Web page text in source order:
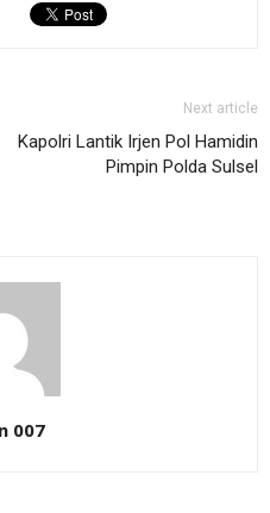
Next article
Kapolri Lantik Irjen Pol Hamidin
Pimpin Polda Sulsel
007